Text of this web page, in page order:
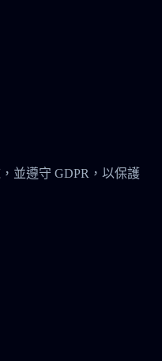
並遵守 GDPR，以保護